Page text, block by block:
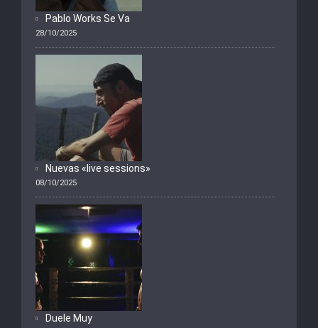
Pablo Works Se Va
28/10/2025
Nuevas «live sessions»
08/10/2025
Duele Muy